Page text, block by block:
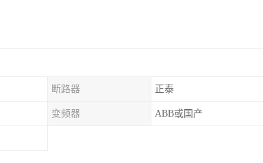
断路器 正泰
变频器 ABB或国产